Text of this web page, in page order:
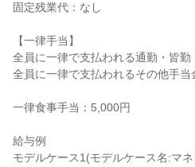
固定残業代：なし
【一律手当】
全員に一律で支払われる通勤・皆勤
全員に一律で支払われるその他手当
一律食事手当：5,000円
給与例
モデルケース1(モデルケース名:マ